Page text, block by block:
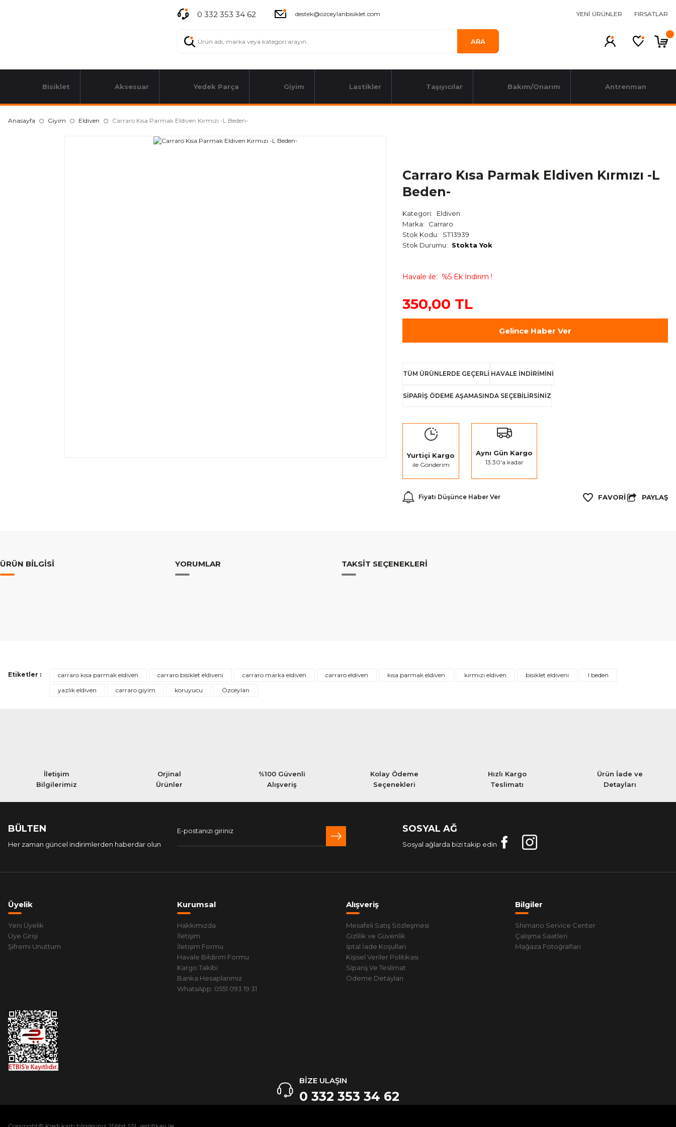
0 332 353 34 62 destek@ozceylanbisiklet.com YENİ ÜRÜNLER FIRSATLAR
ARA
Bisiklet Aksesuar Yedek Parça Giyim Lastikler Taşıyıcılar Bakım/Onarım Antrenman
Anasayfa Giyim Eldiven Carraro Kısa Parmak Eldiven Kırmızı -L Beden-
Carraro Kısa Parmak Eldiven Kırmızı -L
Beden-
Kategori
Eldiven
Marka
Carraro
Stok Kodu
ST13939
Stok Durumu
Stokta Yok
Havale ile %5 Ek İndirim !
350,00 TL
Gelince Haber Ver
TÜM ÜRÜNLERDE GEÇERLİ HAVALE İNDİRİMİNİ
SİPARİŞ ÖDEME AŞAMASINDA SEÇEBİLİRSİNİZ
Yurtiçi Kargo
ile Gönderim
Aynı Gün Kargo
13:30'a kadar
Fiyatı Düşünce Haber Ver PAYLAŞ
ÜRÜN BILGISI YORUMLAR TAKSIT SEÇENEKLERI
Etiketler : carraro kısa parmak eldiven carraro bisiklet eldiveni carraro marka eldiven carraro eldiven kısa parmak eldiven kırmızı eldiven bisiklet eldiveni
l beden
yazlık eldiven
carraro giyim koruyucu Özceylan
İletişim
Bilgilerimiz
Orjinal
Ürünler
%100 Güvenli
Alışveriş
Kolay Ödeme
Seçenekleri
Hızlı Kargo
Teslimatı
Ürün İade ve
Detayları
BÜLTEN
Her zaman güncel indirimlerden haberdar olun
SOSYAL AĞ
Sosyal ağlarda bizi takip edin
Üyelik
Yeni Üyelik
Üye Girişi
Şifremi Unuttum
Kurumsal
Hakkımızda
İletişim
İletişim Formu
Havale Bildirim Formu
Kargo Takibi
Banka Hesaplarımız
WhatsApp: 0551 093 19 31
Alışveriş
Mesafeli Satış Sözleşmesi
Gizlilik ve Güvenlik
İptal İade Koşullari
Kişisel Veriler Politikası
Sipariş Ve Teslimat
Ödeme Detayları
Bilgiler
Shimano Service Center
Çalışma Saatleri
Mağaza Fotoğrafları
BİZE ULAŞIN
0 332 353 34 62